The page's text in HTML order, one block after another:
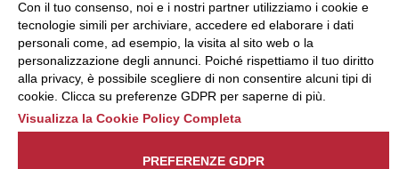
una delle modalità
descritte al seguente
indirizzo web
https://odm-
agenzielavoro.it/reclami/.
Con il tuo consenso, noi e i nostri partner utilizziamo i cookie e
tecnologie simili per archiviare, accedere ed elaborare i dati
personali come, ad esempio, la visita al sito web o la
personalizzazione degli annunci. Poiché rispettiamo il tuo diritto
alla privacy, è possibile scegliere di non consentire alcuni tipi di
cookie. Clicca su preferenze GDPR per saperne di più.
Visualizza la Cookie Policy Completa
PREFERENZE GDPR